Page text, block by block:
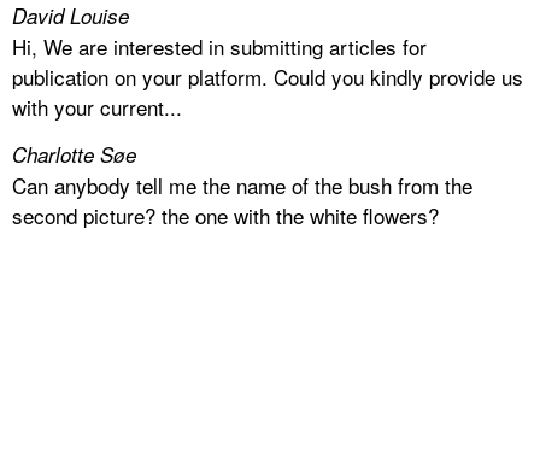
David Louise
Hi, We are interested in submitting articles for
publication on your platform. Could you kindly provide us
with your current...
Charlotte Søe
Can anybody tell me the name of the bush from the
second picture? the one with the white flowers?